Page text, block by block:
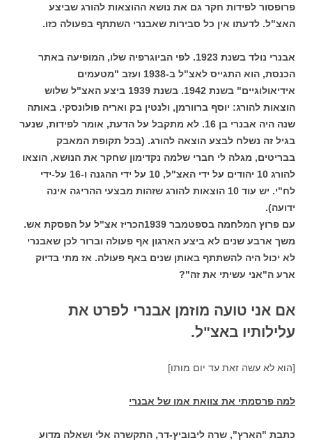
פרופסור לפידות חקר גם את נושא ההוצאות להורג שביצע
האצ"ל. לדעתו אין כל סבירות שאבנרי השתתף בפעולה כזו.
אבנרי נולד בשנת 1923. לפי הביוגרפיה שלו, המופיעה באתר
הכנסת, הוא התגייס לאצ"ל ב-1938 ועזב "מטעמים
אידיאולוגיים" בשנת 1942. בשנת 1939 ביצע האצ"ל שלוש
הוצאות להורג: יוסף ברוורמן, ולנטין בק ואריה פולונסקי. באותה
שנה היה אבנרי בן 16. לא מתקבל על הדעת, אומר לפידות, שנער
בגיל זה נשלח לבצע הוצאה להורג. (בכל תקופת המאבק
בבריטים, מגלה לי חברי שלמה נקדימון שחקר את הנושא, הוצאו
להורג 10 יהודים על ידי האצ"ל, 10 על ידי ההגנה ו-16 על-ידי
לח"י. יש עוד 10 הוצאות להורג שזהות מבצעי ההריגה אינה
ידועה).
עם פרוץ המלחמה בספטמבר 1939הכריז אצ"ל על הפסקת אש.
משך ארבע שנים לא ביצע הארגון אף פעולה וברור לכן שאבנרי
לא יכול היה להשתתף באותן שנים באף פעולה. אז מתי בדיוק
ארע ה"אני עשיתי את זה"?
אם אני טועה מוזמן אבנרי לפרט את
עלילותיו באצ"ל.
[הוא לא עשה זאת עד יום מותו]
למה פרסמתי את צוואת אמו של אבנרי
כתבת "הארץ", שרה ליבוביץ-דר, התקשרה אלי ושאלה מדוע